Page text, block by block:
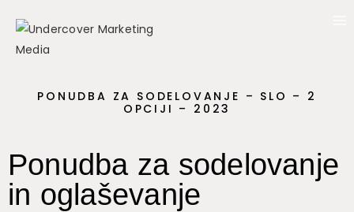
PONUDBA ZA SODELOVANJE – SLO – 2
OPCIJI – 2023
Ponudba za sodelovanje
in oglaševanje